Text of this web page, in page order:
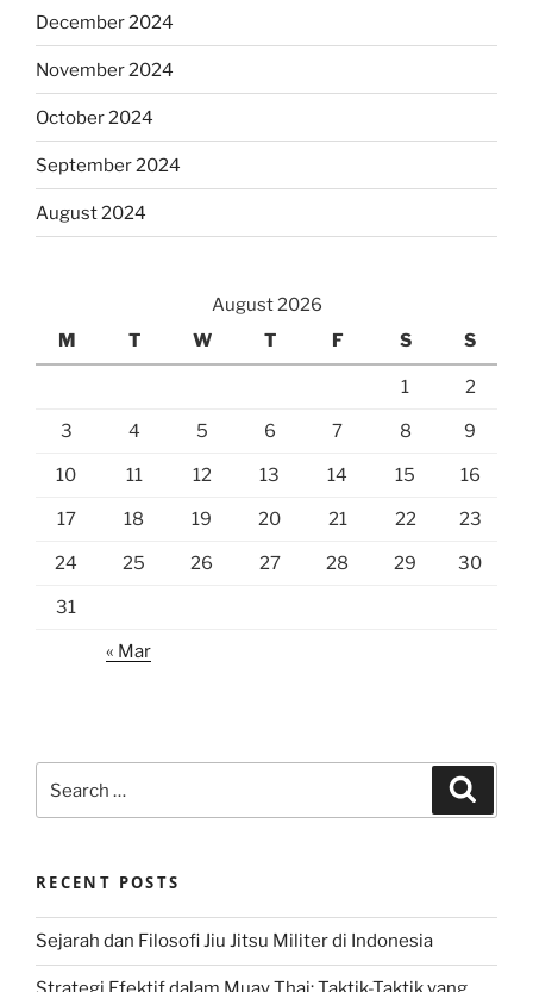
December 2024
November 2024
October 2024
September 2024
August 2024
August 2026
M
T W T F S S
1 2
3 4 5 6 7 8 9
10 11 12 13 14 15 16
17 18 19 20 21 22 23
24 25 26 27 28 29 30
31
« Mar
for:
RECENT POSTS
Sejarah dan Filosofi Jiu Jitsu Militer di Indonesia